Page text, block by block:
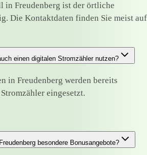
in Freudenberg ist der örtliche
Die Kontaktdaten finden Sie meist auf
einen digitalen Stromzähler nutzen?
in Freudenberg werden bereits
eingesetzt.
besondere Bonusangebote?